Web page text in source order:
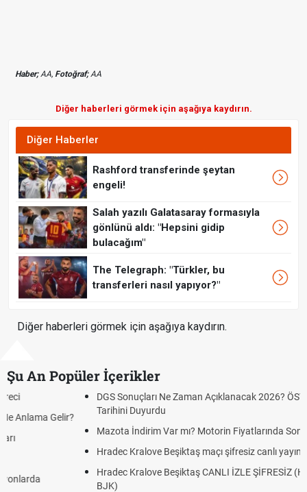
Haber;AA, Fotoğraf;AA
Diğer haberleri görmek için aşağıya kaydırın.
Diğer Haberler
Rashford transferinde şeytan
engeli!
Salah yazılı Galatasaray formasıyla
gönlünü aldı: "Hepsini gidip
bulacağım"
The Telegraph: "Türkler, bu
transferleri nasıl yapıyor?"
Diğer haberleri görmek için aşağıya kaydırın.
Şu An Popüler İçerikler
DGS Sonuçları Ne Zaman Açıklanacak 2026? ÖSYM Sonuç
Tarihini Duyurdu
Mazota İndirim Var mı? Motorin Fiyatlarında Son Durum
Hradec Kralove Beşiktaş maçı şifresiz canlı yayın izle
Hradec Kralove Beşiktaş CANLI İZLE ŞİFRESİZ (Hradec Kralove
BJK)